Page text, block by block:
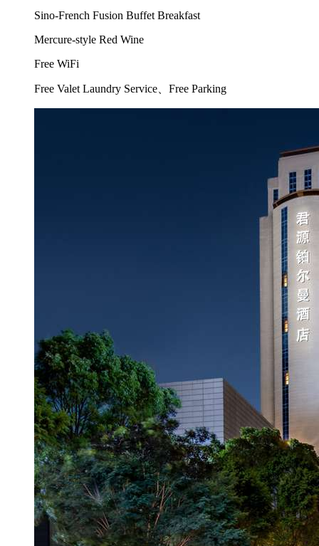
Sino-French Fusion Buffet Breakfast
Mercure-style Red Wine
Free WiFi
Free Valet Laundry Service、Free Parking